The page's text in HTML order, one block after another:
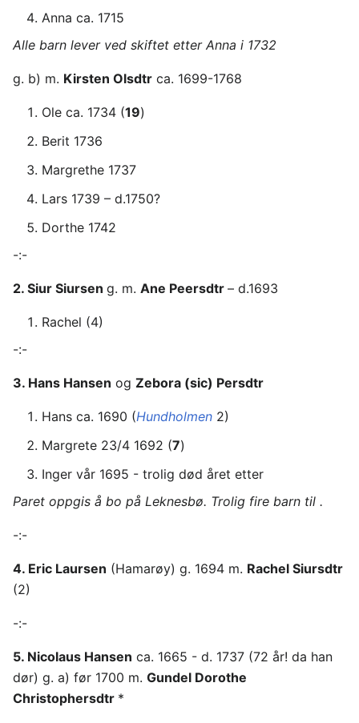
Anna ca. 1715
Alle barn lever ved skiftet etter Anna i 1732
g. b) m. Kirsten Olsdtr ca. 1699-1768
Ole ca. 1734 (19)
Berit 1736
Margrethe 1737
Lars 1739 – d.1750?
Dorthe 1742
-:-
2. Siur Siursen g. m. Ane Peersdtr – d.1693
Rachel (4)
-:-
3. Hans Hansen og Zebora (sic) Persdtr
Hans ca. 1690 (Hundholmen 2)
Margrete 23/4 1692 (7)
Inger vår 1695 - trolig død året etter
Paret oppgis å bo på Leknesbø. Trolig fire barn til .
-:-
4. Eric Laursen (Hamarøy) g. 1694 m. Rachel Siursdtr
(2)
-:-
5. Nicolaus Hansen ca. 1665 - d. 1737 (72 år! da han
dør) g. a) før 1700 m. Gundel Dorothe
Christophersdtr *